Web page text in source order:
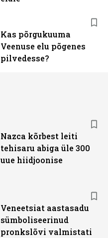
Kas põrgukuuma
Veenuse elu põgenes
pilvedesse?
Nazca kõrbest leiti
tehisaru abiga üle 300
uue hiidjoonise
Veneetsiat aastasadu
sümboliseerinud
pronkslõvi valmistati